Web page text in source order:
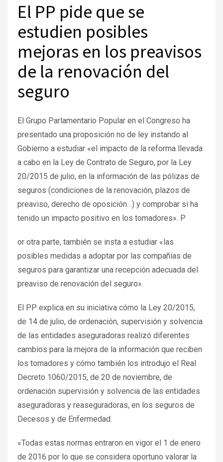
El PP pide que se
estudien posibles
mejoras en los preavisos
de la renovación del
seguro
El Grupo Parlamentario Popular en el Congreso ha
presentado una proposición no de ley instando al
Gobierno a estudiar «el impacto de la reforma llevada
a cabo en la Ley de Contrato de Seguro, por la Ley
20/2015 de julio, en la información de las pólizas de
seguros (condiciones de la renovación, plazos de
preaviso, derecho de oposición…) y comprobar si ha
tenido un impacto positivo en los tomadores». P
or otra parte, también se insta a estudiar «las
posibles medidas a adoptar por las compañías de
seguros para garantizar una recepción adecuada del
preaviso de renovación del seguro».
El PP explica en su iniciativa cómo la Ley 20/2015,
de 14 de julio, de ordenación, supervisión y solvencia
de las entidades aseguradoras realizó diferentes
cambios para la mejora de la información que reciben
los tomadores y cómo también los introdujo el Real
Decreto 1060/2015, de 20 de noviembre, de
ordenación supervisión y solvencia de las entidades
aseguradoras y reaseguradoras, en los seguros de
Decesos y de Enfermedad.
«Todas estas normas entraron en vigor el 1 de enero
de 2016 por lo que se considera oportuno valorar la